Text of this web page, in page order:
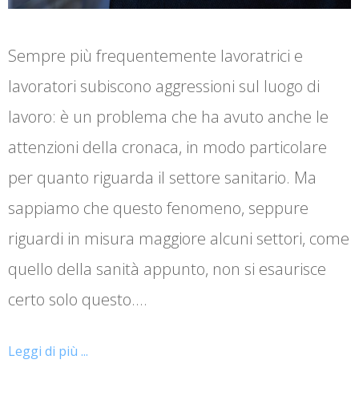
Sempre più frequentemente lavoratrici e
lavoratori subiscono aggressioni sul luogo di
lavoro: è un problema che ha avuto anche le
attenzioni della cronaca, in modo particolare
per quanto riguarda il settore sanitario. Ma
sappiamo che questo fenomeno, seppure
riguardi in misura maggiore alcuni settori, come
quello della sanità appunto, non si esaurisce
certo solo questo.…
Leggi di più ...